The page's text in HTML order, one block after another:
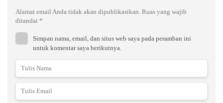
Alamat email Anda tidak akan dipublikasikan. Ruas yang wajib
ditandai *
Simpan nama, email, dan situs web saya pada peramban ini
untuk komentar saya berikutnya.